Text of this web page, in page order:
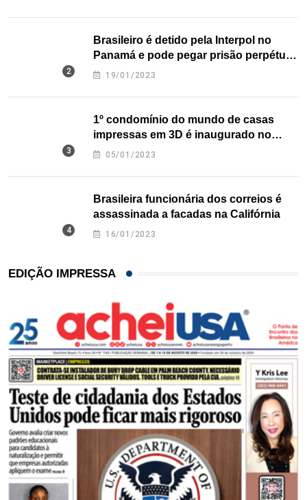
Brasileiro é detido pela Interpol no
Panamá e pode pegar prisão perpétua
nos EUA
19/01/2023
1º condomínio do mundo de casas
impressas em 3D é inaugurado no
Texas
05/01/2023
Brasileira funcionária dos correios é
assassinada a facadas na Califórnia
16/01/2023
EDIÇÃO IMPRESSA